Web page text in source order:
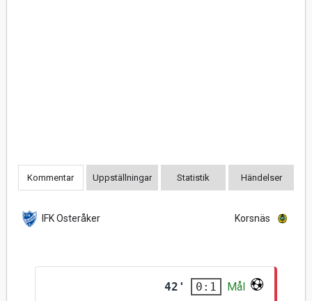
Kommentar Uppställningar Statistik Händelser
IFK Österåker Korsnäs
42' 0:1 Mål